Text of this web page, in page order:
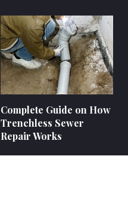
Complete Guide on How
Trenchless Sewer
Repair Works